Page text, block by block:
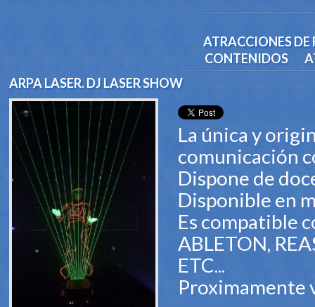
ATRACCIONES DE
CONTENIDOS
ARPA LASER. DJ LASER SHOW
La única y
comunicación
Dispone de
Disponible en
Es compatible
ABLETON,
ETC...
Proximamente